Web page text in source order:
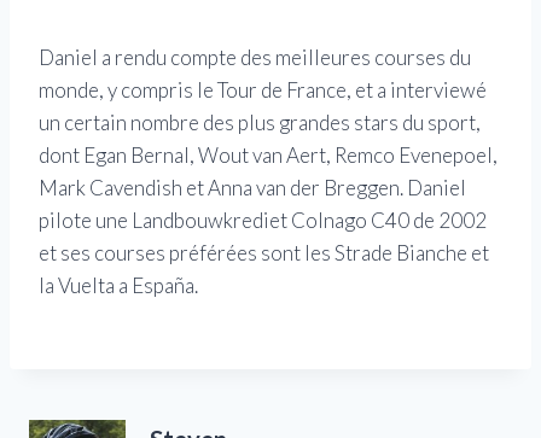
Daniel a rendu compte des meilleures courses du
monde, y compris le Tour de France, et a interviewé
un certain nombre des plus grandes stars du sport,
dont Egan Bernal, Wout van Aert, Remco Evenepoel,
Mark Cavendish et Anna van der Breggen. Daniel
pilote une Landbouwkrediet Colnago C40 de 2002
et ses courses préférées sont les Strade Bianche et
la Vuelta a España.